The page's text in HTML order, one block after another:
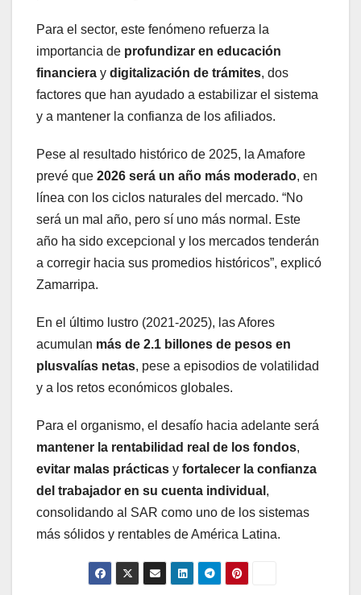
Para el sector, este fenómeno refuerza la
importancia de profundizar en educación
financiera y digitalización de trámites, dos
factores que han ayudado a estabilizar el sistema
y a mantener la confianza de los afiliados.
Pese al resultado histórico de 2025, la Amafore
prevé que 2026 será un año más moderado, en
línea con los ciclos naturales del mercado. “No
será un mal año, pero sí uno más normal. Este
año ha sido excepcional y los mercados tenderán
a corregir hacia sus promedios históricos”, explicó
Zamarripa.
En el último lustro (2021-2025), las Afores
acumulan más de 2.1 billones de pesos en
plusvalías netas, pese a episodios de volatilidad
y a los retos económicos globales.
Para el organismo, el desafío hacia adelante será
mantener la rentabilidad real de los fondos,
evitar malas prácticas y fortalecer la confianza
del trabajador en su cuenta individual ,
consolidando al SAR como uno de los sistemas
más sólidos y rentables de América Latina.